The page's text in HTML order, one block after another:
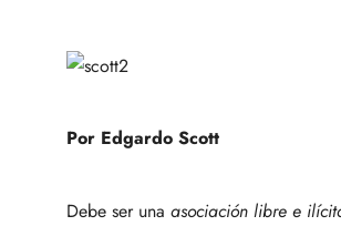
Por Edgardo Scott
Debe ser una asociación libre e